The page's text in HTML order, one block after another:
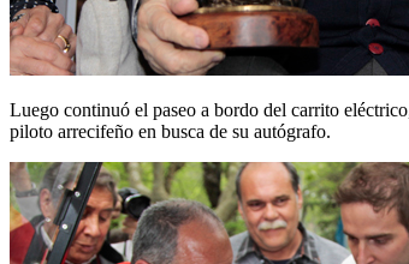
Luego continuó el paseo a bordo del carrito
piloto arrecifeño en busca de su autógrafo.